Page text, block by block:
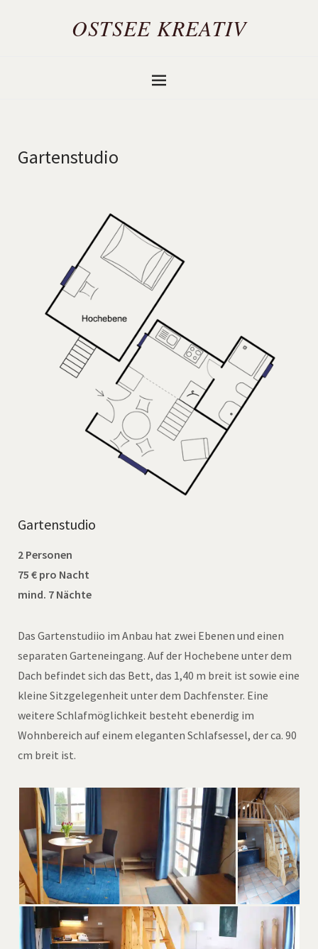
OSTSEE KREATIV
Gartenstudio
Gartenstudio
2 Personen
75 € pro Nacht
mind. 7 Nächte
Das Gartenstudiio im Anbau hat zwei Ebenen und einen
separaten Garteneingang. Auf der Hochebene unter dem
Dach befindet sich das Bett, das 1,40 m breit ist sowie eine
kleine Sitzgelegenheit unter dem Dachfenster. Eine
weitere Schlafmöglichkeit besteht ebenerdig im
Wohnbereich auf einem eleganten Schlafsessel, der ca. 90
cm breit ist.